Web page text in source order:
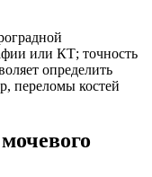
или КТ; точность
определить
переломы костей